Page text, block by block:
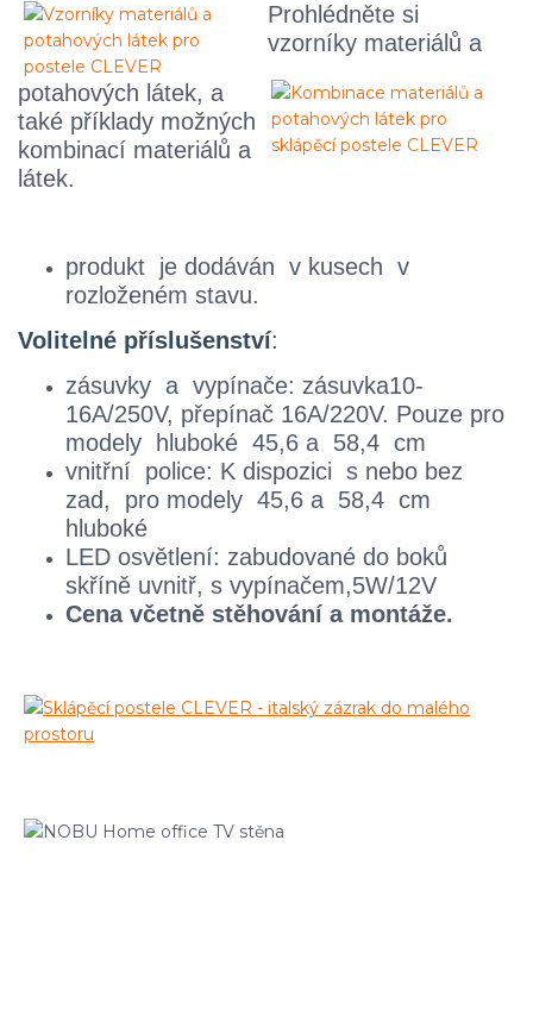
Prohlédněte si
vzorníky materiálů a
potahových látek, a
také příklady možných
kombinací materiálů a
látek.
produkt je dodáván v kusech v
rozloženém stavu.
Volitelné příslušenství:
zásuvky a vypínače: zásuvka10-
16A/250V, přepínač 16A/220V. Pouze pro
modely
hluboké 45,6 a 58,4 cm
vnitřní police: K dispozici s nebo bez
zad,
pro modely 45,6 a 58,4 cm
hluboké
LED osvětlení: zabudované do boků
skříně uvnitř, s vypínačem,5W/12V
Cena včetně stěhování a montáže.